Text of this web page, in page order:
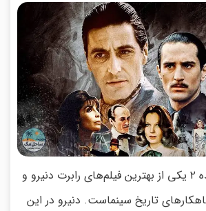
بدون شک پدرخوانده ۲ یکی از بهترین فیلم‌های رابرت دنیرو و
تاریخ سینماست. دنیرو در این